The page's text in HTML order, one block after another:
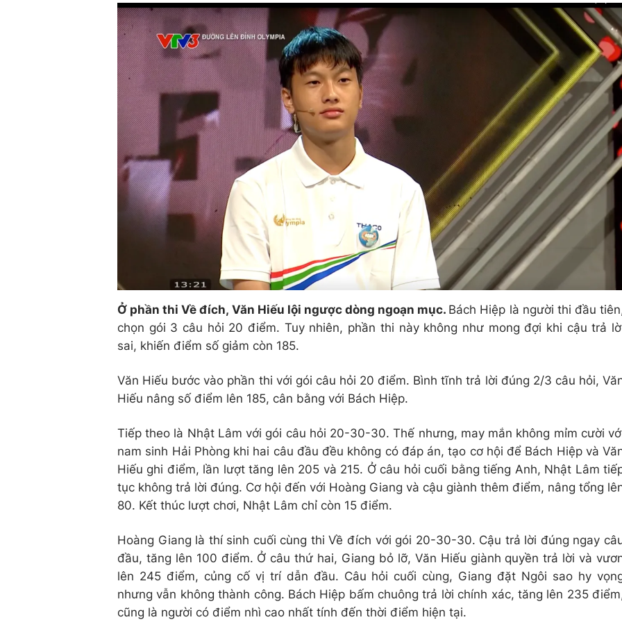
Ở phần thi Về đích, Văn Hiếu lội ngược dòng ngoạn mục. Bách Hiệp là người thi đầu
chọn gói 3 câu hỏi 20 điểm. Tuy nhiên, phần thi này không như mong đợi khi cậu trả
sai, khiến điểm số giảm còn 185.
Văn Hiếu bước vào phần thi với gói câu hỏi 20 điểm. Bình tĩnh trả lời đúng 2/3 câu hỏi,
Hiếu nâng số điểm lên 185, cân bằng với Bách Hiệp.
Tiếp theo là Nhật Lâm với gói câu hỏi 20-30-30. Thế nhưng, may mắn không mỉm cười
nam sinh Hải Phòng khi hai câu đầu đều không có đáp án, tạo cơ hội để Bách Hiệp và
Hiếu ghi điểm, lần lượt tăng lên 205 và 215. Ở câu hỏi cuối bằng tiếng Anh, Nhật Lâm
tục không trả lời đúng. Cơ hội đến với Hoàng Giang và cậu giành thêm điểm, nâng tổng
80. Kết thúc lượt chơi, Nhật Lâm chỉ còn 15 điểm.
Hoàng Giang là thí sinh cuối cùng thi Về đích với gói 20-30-30. Cậu trả lời đúng ngay
đầu, tăng lên 100 điểm. Ở câu thứ hai, Giang bỏ lỡ, Văn Hiếu giành quyền trả lời và
lên 245 điểm, củng cố vị trí dẫn đầu. Câu hỏi cuối cùng, Giang đặt Ngôi sao hy
nhưng vẫn không thành công. Bách Hiệp bấm chuông trả lời chính xác, tăng lên 235
cũng là người có điểm nhì cao nhất tính đến thời điểm hiện tại.